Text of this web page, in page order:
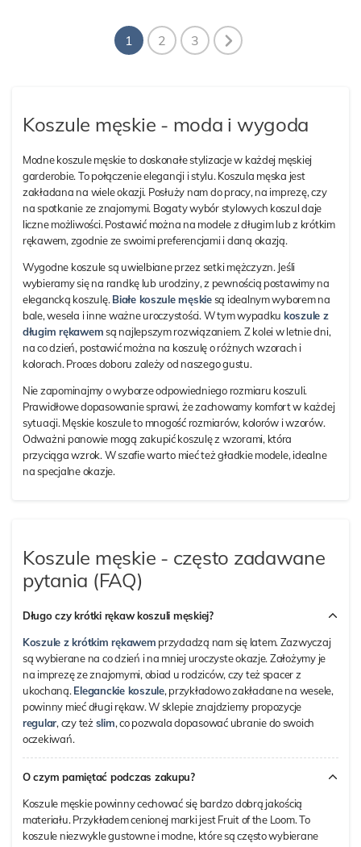
1 2 3
Koszule męskie - moda i wygoda
Modne koszule męskie to doskonałe stylizacje w każdej męskiej
garderobie. To połączenie elegancji i stylu. Koszula męska jest
zakładana na wiele okazji. Posłuży nam do pracy, na imprezę, czy
na spotkanie ze znajomymi. Bogaty wybór stylowych koszul daje
liczne możliwości. Postawić można na modele z długim lub z krótkim
rękawem, zgodnie ze swoimi preferencjami i daną okazją.
Wygodne koszule są uwielbiane przez setki mężczyzn. Jeśli
wybieramy się na randkę lub urodziny, z pewnością postawimy na
elegancką koszulę.Białe koszule męskiesą idealnym wyborem na
bale, wesela i inne ważne uroczystości. W tym wypadku koszule z
długim rękawemsą najlepszym rozwiązaniem. Z kolei w letnie dni,
na co dzień, postawić można na koszulę o różnych wzorach i
kolorach. Proces doboru zależy od naszego gustu.
Nie zapominajmy o wyborze odpowiedniego rozmiaru koszuli.
Prawidłowe dopasowanie sprawi, że zachowamy komfort w każdej
sytuacji. Męskie koszule to mnogość rozmiarów, kolorów i wzorów.
Odważni panowie mogą zakupić koszulę z wzorami, która
przyciąga wzrok. W szafie warto mieć też gładkie modele, idealne
na specjalne okazje.
Koszule męskie - często zadawane
pytania (FAQ)
Długo czy krótki rękaw koszuli męskiej?
Koszule z krótkim rękawem przydadzą nam się latem. Zazwyczaj
są wybierane na co dzień i na mniej uroczyste okazje. Założymy je
na imprezę ze znajomymi, obiad u rodziców, czy też spacer z
ukochaną. Eleganckie koszule, przykładowo zakładane na wesele,
powinny mieć długi rękaw. W sklepie znajdziemy propozycje
regular, czy też slim, co pozwala dopasować ubranie do swoich
oczekiwań.
O czym pamiętać podczas zakupu?
Koszule męskie powinny cechować się bardzo dobrą jakością
materiału. Przykładem cenionej marki jest Fruit of the Loom. To
koszule niezwykle gustowne i modne, które są często wybierane